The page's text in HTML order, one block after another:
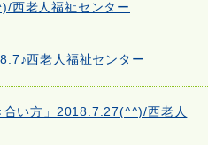
西老人福祉センター
西老人福祉センター
合い方」2018.7.27(^^)/西老人